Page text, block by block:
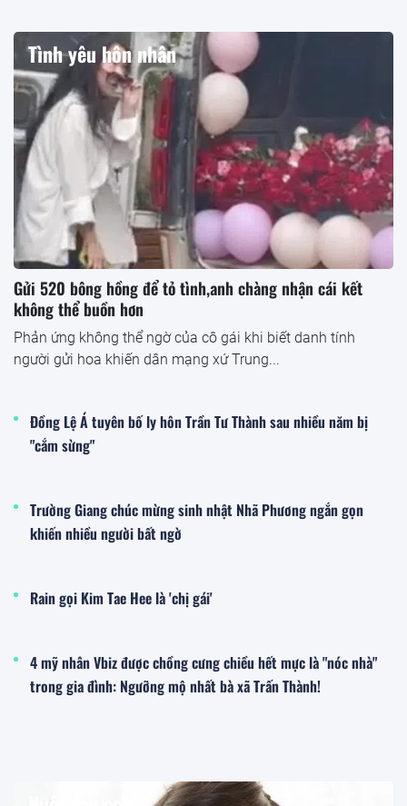
Tình yêu hôn nhân
Gửi 520 bông hồng để tỏ tình,anh chàng nhận cái kết
không thể buồn hơn
Phản ứng không thể ngờ của cô gái khi biết danh tính
người gửi hoa khiến dân mạng xứ Trung...
Đồng Lệ Á tuyên bố ly hôn Trần Tư Thành sau nhiều năm bị
"cắm sừng"
Trường Giang chúc mừng sinh nhật Nhã Phương ngắn gọn
khiến nhiều người bất ngờ
Rain gọi Kim Tae Hee là 'chị gái'
4 mỹ nhân Vbiz được chồng cưng chiều hết mực là "nóc nhà"
trong gia đình: Ngưỡng mộ nhất bà xã Trấn Thành!